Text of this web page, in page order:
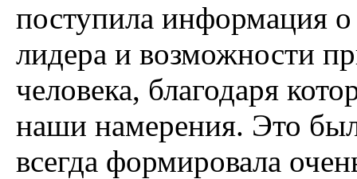
поступила информация
лидера и возможности
человека, благодаря
наши намерения. Это
всегда формировала